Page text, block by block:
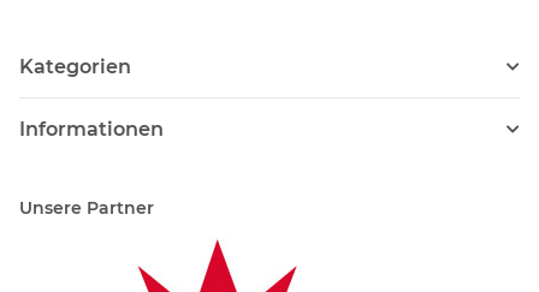
Kategorien
Informationen
Unsere Partner